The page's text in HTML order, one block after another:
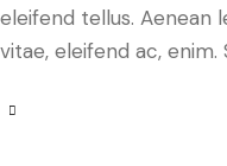
eleifend tellus. Aenean
vitae, eleifend ac,